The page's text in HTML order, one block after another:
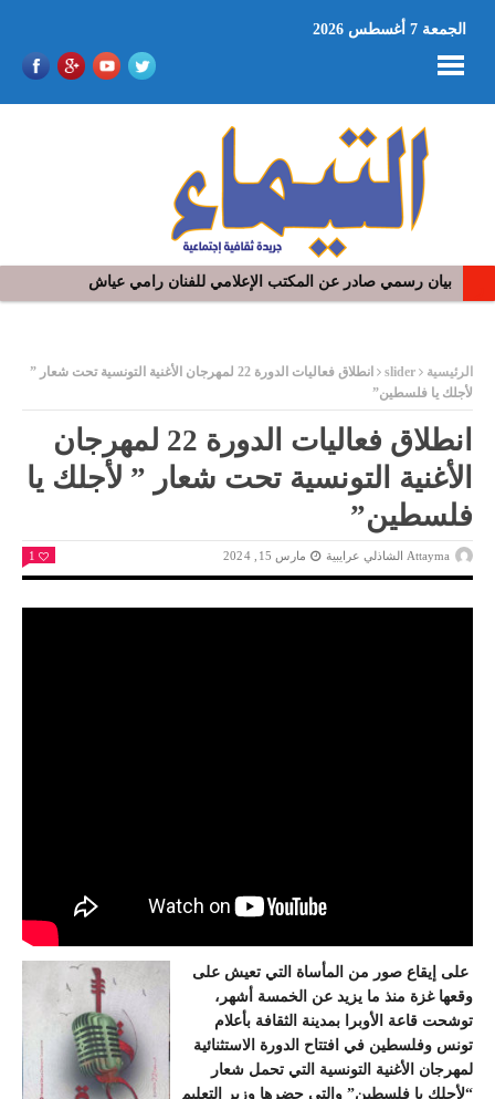
الجمعة 7 أغسطس 2026
في افتتاح مهرجان بومخلوف الدولي: رؤوف ماهر يتالق و يشد الجمهور
الرئيسية slider
انطلاق فعاليات الدورة 22 لمهرجان الأغنية التونسية تحت شعار ”
لأجلك يا فلسطين”
انطلاق فعاليات الدورة 22 لمهرجان
الأغنية التونسية تحت شعار ” لأجلك يا
فلسطين”
Attayma الشاذلي عرايبية مارس 15, 2024 1
على إيقاع صور من المأساة التي تعيش على
وقعها غزة منذ ما يزيد عن الخمسة أشهر،
توشحت قاعة الأوبرا بمدينة الثقافة بأعلام
تونس وفلسطين في افتتاح الدورة الاستثنائية
لمهرجان الأغنية التونسية التي تحمل شعار
“لأجلك يا فلسطين” والتي حضرها وزير التعليم